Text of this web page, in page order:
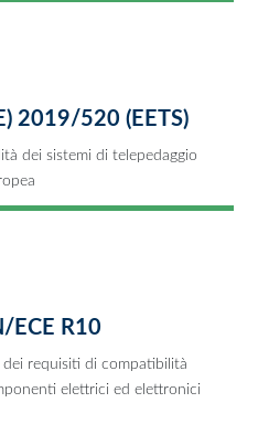
2019/520 (EETS)
dei sistemi di telepedaggio
ECE R10
requisiti di compatibilità
elettrici ed elettronici